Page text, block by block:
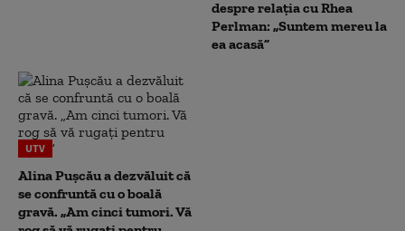
despre relația cu Rhea
Perlman: „Suntem mereu la
ea acasă”
UTV
Alina Pușcău a dezvăluit că
se confruntă cu o boală
gravă. „Am cinci tumori. Vă